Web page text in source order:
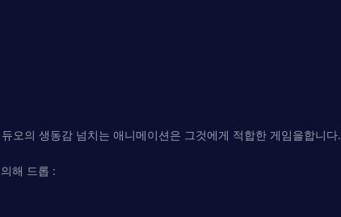
오의 생동감 넘치는 애니메이션은 그것에게 적합한 게임을합니다.
해 드롭 :